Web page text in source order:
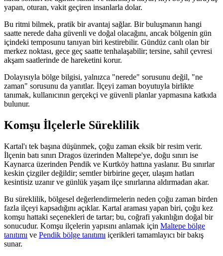
yapan, oturan, vakit geçiren insanlarla dolar.
Bu ritmi bilmek, pratik bir avantaj sağlar. Bir buluşmanın hangi
saatte nerede daha güvenli ve doğal olacağını, ancak bölgenin gün
içindeki temposunu tanıyan biri kestirebilir. Gündüz canlı olan bir
merkez noktası, gece geç saatte tenhalaşabilir; tersine, sahil çevresi
akşam saatlerinde de hareketini korur.
Dolayısıyla bölge bilgisi, yalnızca "nerede" sorusunu değil, "ne
zaman" sorusunu da yanıtlar. İlçeyi zaman boyutuyla birlikte
tanımak, kullanıcının gerçekçi ve güvenli planlar yapmasına katkıda
bulunur.
Komşu İlçelerle Süreklilik
Kartal'ı tek başına düşünmek, çoğu zaman eksik bir resim verir.
İlçenin batı sınırı Dragos üzerinden Maltepe'ye, doğu sınırı ise
Kaynarca üzerinden Pendik ve Kurtköy hattına yaslanır. Bu sınırlar
keskin çizgiler değildir; semtler birbirine geçer, ulaşım hatları
kesintisiz uzanır ve günlük yaşam ilçe sınırlarına aldırmadan akar.
Bu süreklilik, bölgesel değerlendirmelerin neden çoğu zaman birden
fazla ilçeyi kapsadığını açıklar. Kartal araması yapan biri, çoğu kez
komşu hattaki seçenekleri de tartar; bu, coğrafi yakınlığın doğal bir
sonucudur. Komşu ilçelerin yapısını anlamak için Maltepe bölge
tanıtımı ve Pendik bölge tanıtımı içerikleri tamamlayıcı bir bakış
sunar.